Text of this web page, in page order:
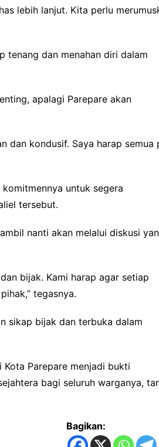
lebih lanjut. Kita perlu
tenang dan menahan diri dalam
apalagi Parepare akan
dan kondusif. Saya harap semua
untuk segera
tersebut.
nanti akan melalui diskusi
bijak. Kami harap agar setiap
tegasnya.
sikap bijak dan terbuka dalam
Parepare menjadi bukti
bagi seluruh warganya,
Bagikan: